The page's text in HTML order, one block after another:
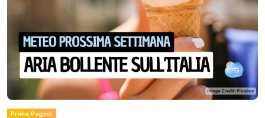
Prima Pagina